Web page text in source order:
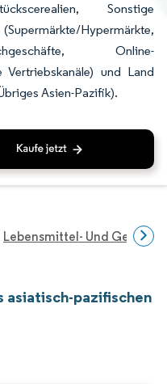
Sonstige
Hypermärkte,
Online-
Vertriebskanäle) und Land
Asien-Pazifik).
Lebensmittel- Und
asiatisch-pazifischen